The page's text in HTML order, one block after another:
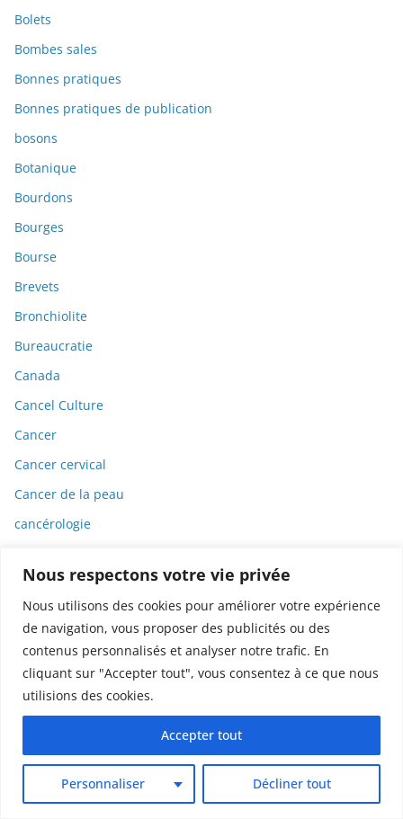
Nous respectons votre vie privée
Nous utilisons des cookies pour améliorer votre expérience
de navigation, vous proposer des publicités ou des
contenus personnalisés et analyser notre trafic. En
cliquant sur "Accepter tout", vous consentez à ce que nous
utilisions des cookies.
Personnaliser Décliner tout
Accepter tout
Bolets
Bombes sales
Bonnes pratiques
Bonnes pratiques de publication
bosons
Botanique
Bourdons
Bourges
Bourse
Brevets
Bronchiolite
Bureaucratie
Canada
Cancel Culture
Cancer
Cancer cervical
Cancer de la peau
cancérologie
Candidémie
Candidose
CanSino Biologics
Capitalisme
Capitole
Carte de presse
Cassava Science